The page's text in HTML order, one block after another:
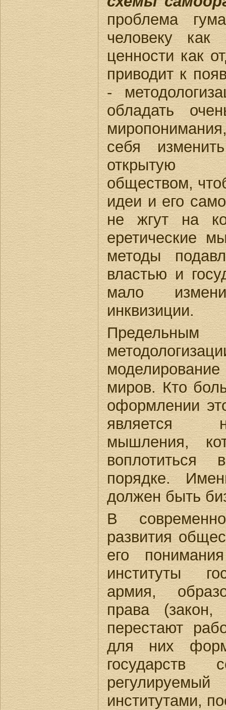
проблема
человеку
ценности как
приводит к
-
обладать
себя
открытую
обществом,
идеи и его
не жгут на
еретические
методы
властью и
мало
инквизиции.
миров. Кто
оформлении
является
мышления,
порядке.
должен быть
В
развития
его
институты
армия,
права (закон,
перестают
для них
институтами,